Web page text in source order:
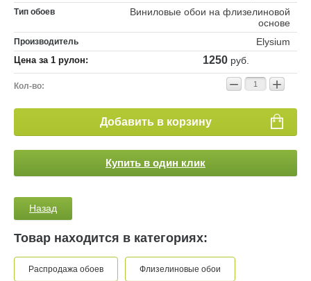
Тип обоев
Виниловые обои на флизелиновой
основе
Производитель Elysium
Цена за 1 рулон: 1250 руб.
Кол-во: − +
Добавить в корзину
Купить в один клик
Назад
Товар находится в категориях:
Распродажа обоев Флизелиновые обои